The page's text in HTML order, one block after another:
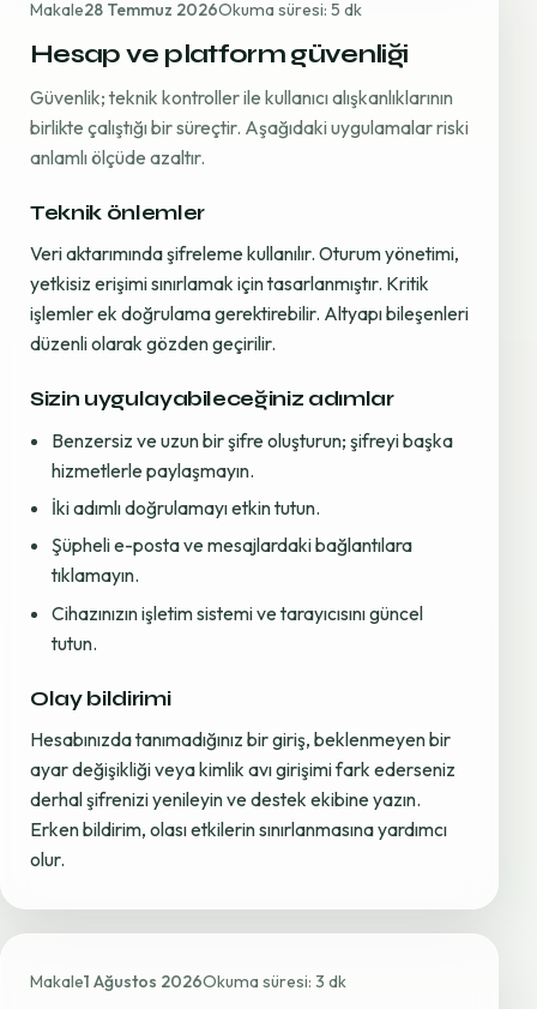
Makale28 Temmuz 2026Okuma süresi: 5 dk
Hesap ve platform güvenliği
Güvenlik; teknik kontroller ile kullanıcı alışkanlıklarının
birlikte çalıştığı bir süreçtir. Aşağıdaki uygulamalar riski
anlamlı ölçüde azaltır.
Teknik önlemler
Veri aktarımında şifreleme kullanılır. Oturum yönetimi,
yetkisiz erişimi sınırlamak için tasarlanmıştır. Kritik
işlemler ek doğrulama gerektirebilir. Altyapı bileşenleri
düzenli olarak gözden geçirilir.
Sizin uygulayabileceğiniz adımlar
Benzersiz ve uzun bir şifre oluşturun; şifreyi başka
hizmetlerle paylaşmayın.
İki adımlı doğrulamayı etkin tutun.
Şüpheli e-posta ve mesajlardaki bağlantılara
tıklamayın.
Cihazınızın işletim sistemi ve tarayıcısını güncel
tutun.
Olay bildirimi
Hesabınızda tanımadığınız bir giriş, beklenmeyen bir
ayar değişikliği veya kimlik avı girişimi fark ederseniz
derhal şifrenizi yenileyin ve destek ekibine yazın.
Erken bildirim, olası etkilerin sınırlanmasına yardımcı
olur.
Makale1 Ağustos 2026Okuma süresi: 3 dk